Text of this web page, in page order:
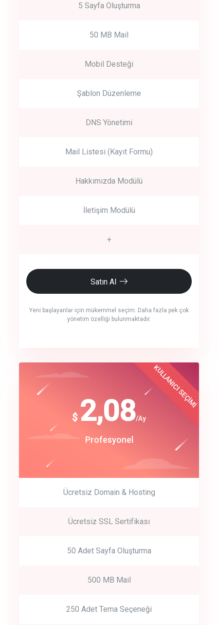
5 Sayfa Oluşturma
50 MB Mail
Mobil Desteği
Şablon Düzenleme
DNS Yönetimi
Mail Listesi (Kayıt Formu)
Hakkımızda Modülü
İletişim Modülü
+
Satın Al
Yeni başlayanlar için mükemmel seçim. Daha fazla pek çok
yönetim özelliği bulunmaktadır.
crm auto cync
track energy costs
Get Started
Start by trying our service for 30 days free trial no credit card
$ 2,08/Ay
Profesyonel
KULLANICI SEÇİMİ
Ücretsiz Domain & Hosting
Ücretsiz SSL Sertifikası
50 Adet Sayfa Oluşturma
500 MB Mail
250 Adet Tema Seçeneği
$
180
Start Up
Best Choice